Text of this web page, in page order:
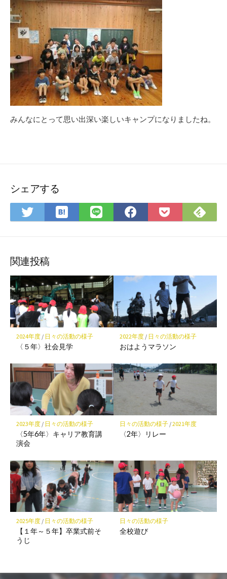
みんなにとって思い出深い楽しいキャンプになりましたね。
シェアする
Twitter
で
ア
は
て
ク
マ
ー
ク
に
保
存
LINE
で
Facebook
で
Pocket
に
で
関連投稿
2024年度/ 日々の活動の様子
〈５年〉社会見学
2022年度/ 日々の活動の様子
おはようマラソン
2023年度/ 日々の活動の様子
〈5年6年〉キャリア教育講
演会
日々の活動の様子/2021年度
〈2年〉リレー
2025年度/ 日々の活動の様子
【１年～５年】卒業式前そ
うじ
日々の活動の様子
全校遊び